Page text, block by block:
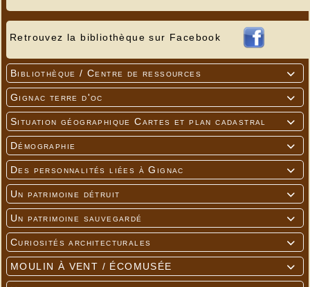
Retrouvez la bibliothèque sur Facebook

Bibliothèque / Centre de ressources

Gignac terre d'oc

Situation géographique Cartes et plan cadastral

Démographie

Des personnalités liées à Gignac

Un patrimoine détruit

Un patrimoine sauvegardé

Curiosités architecturales

MOULIN À VENT / ÉCOMUSÉE